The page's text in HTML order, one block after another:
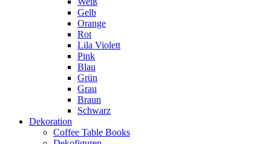
Gelb
Orange
Rot
Lila Violett
Pink
Blau
Grün
Grau
Braun
Schwarz
Dekoration
Coffee Table Books